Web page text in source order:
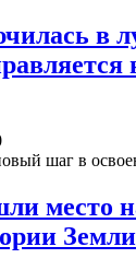
в
шаг в
место
Земли